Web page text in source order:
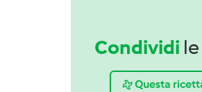
Condividi
Questa